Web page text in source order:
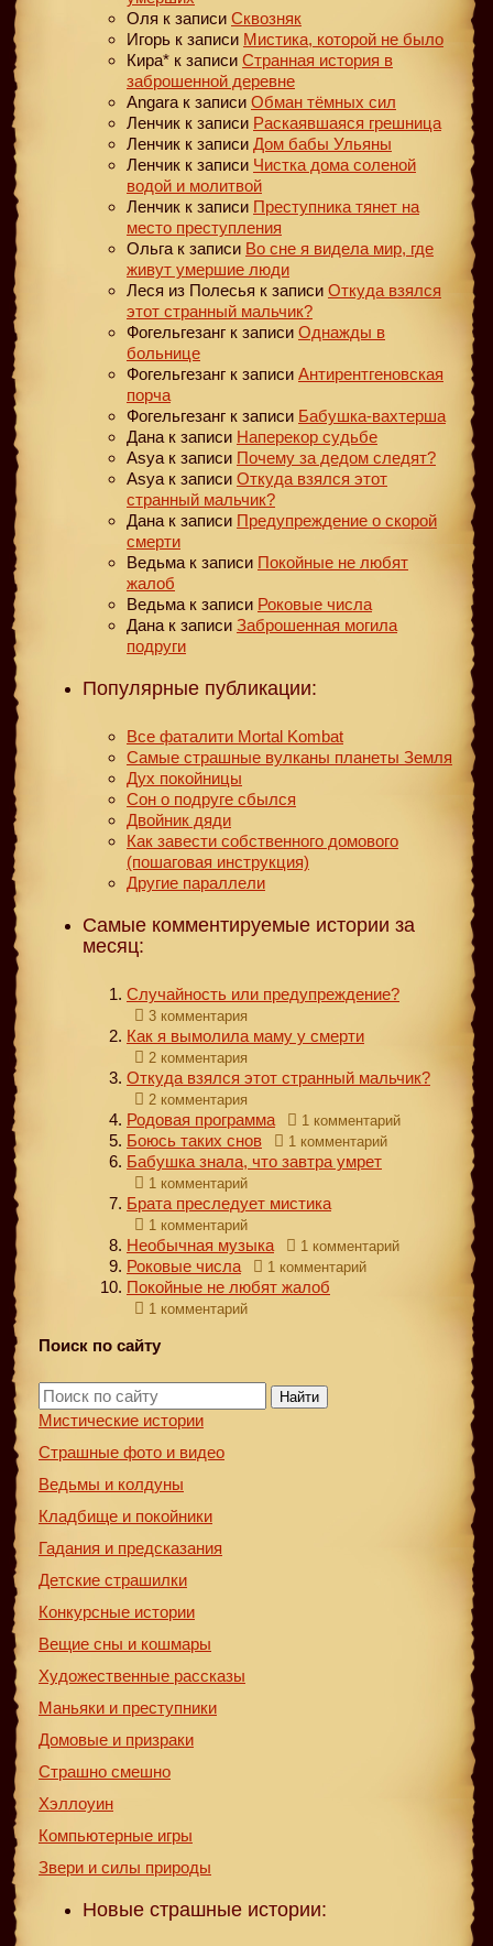
Оля к записи Сквозняк
Игорь к записи Мистика, которой не было
Кира* к записи Странная история в
заброшенной деревне
Angara к записи Обман тёмных сил
Ленчик к записи Раскаявшаяся грешница
Ленчик к записи Дом бабы Ульяны
Ленчик к записи Чистка дома соленой
водой и молитвой
Ленчик к записи Преступника тянет на
место преступления
Ольга к записи Во сне я видела мир, где
живут умершие люди
Леся из Полесья к записи Откуда взялся
этот странный мальчик?
Фогельгезанг к записи Однажды в
больнице
Фогельгезанг к записи Антирентгеновская
порча
Фогельгезанг к записи Бабушка-вахтерша
Дана к записи Наперекор судьбе
Asya к записи Почему за дедом следят?
Asya к записи Откуда взялся этот
странный мальчик?
Дана к записи Предупреждение о скорой
смерти
Ведьма к записи Покойные не любят
жалоб
Ведьма к записи Роковые числа
Дана к записи Заброшенная могила
подруги
Популярные публикации:
Все фаталити Mortal Kombat
Самые страшные вулканы планеты Земля
Дух покойницы
Сон о подруге сбылся
Двойник дяди
Как завести собственного домового
(пошаговая инструкция)
Другие параллели
Самые комментируемые истории за
месяц:
Случайность или предупреждение?
3 комментария
Как я вымолила маму у смерти
2 комментария
Откуда взялся этот странный мальчик?
2 комментария
Родовая программа 1 комментарий
Боюсь таких снов 1 комментарий
Бабушка знала, что завтра умрет
1 комментарий
Брата преследует мистика
1 комментарий
Необычная музыка 1 комментарий
Роковые числа 1 комментарий
Покойные не любят жалоб
1 комментарий
Поиск по сайту
Найти
Мистические истории
Страшные фото и видео
Ведьмы и колдуны
Кладбище и покойники
Гадания и предсказания
Детские страшилки
Конкурсные истории
Вещие сны и кошмары
Художественные рассказы
Маньяки и преступники
Домовые и призраки
Страшно смешно
Хэллоуин
Компьютерные игры
Звери и силы природы
Новые страшные истории: